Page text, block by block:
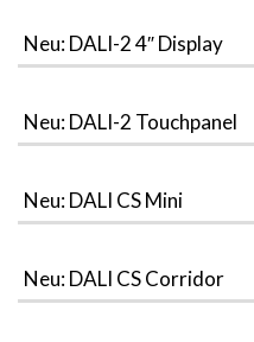
Neu: DALI-2 4″ Display
Neu: DALI-2 Touchpanel
Neu: DALI CS Mini
Neu: DALI CS Corridor